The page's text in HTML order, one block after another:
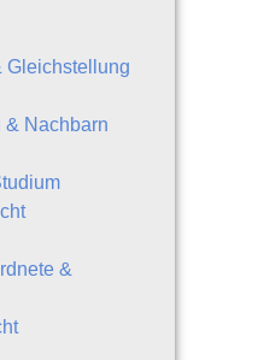
Gleichstellung
& Nachbarn
&